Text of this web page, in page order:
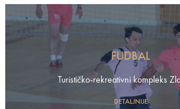
FUDBAL
Turističko-rekreativni kompleks
DETALJNIJE